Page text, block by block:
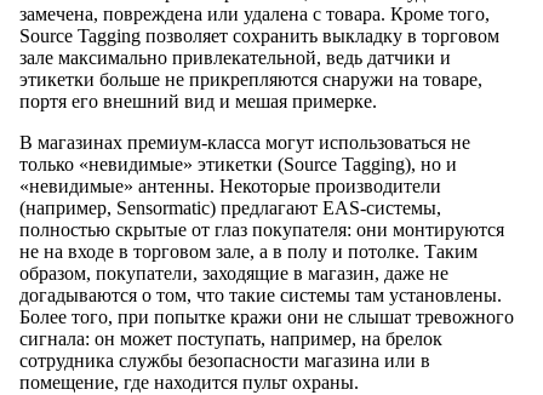
замечена, повреждена или удалена с товара. Кроме того,
Source Tagging позволяет сохранить выкладку в торговом
зале максимально привлекательной, ведь датчики и
этикетки больше не прикрепляются снаружи на товаре,
портя его внешний вид и мешая примерке.
В магазинах премиум-класса могут использоваться не
только «невидимые» этикетки (Source Tagging), но и
«невидимые» антенны. Некоторые производители
(например, Sensormatic) предлагают EAS-системы,
полностью скрытые от глаз покупателя: они монтируются
не на входе в торговом зале, а в полу и потолке. Таким
образом, покупатели, заходящие в магазин, даже не
догадываются о том, что такие системы там установлены.
Более того, при попытке кражи они не слышат тревожного
сигнала: он может поступать, например, на брелок
сотрудника службы безопасности магазина или в
помещение, где находится пульт охраны.